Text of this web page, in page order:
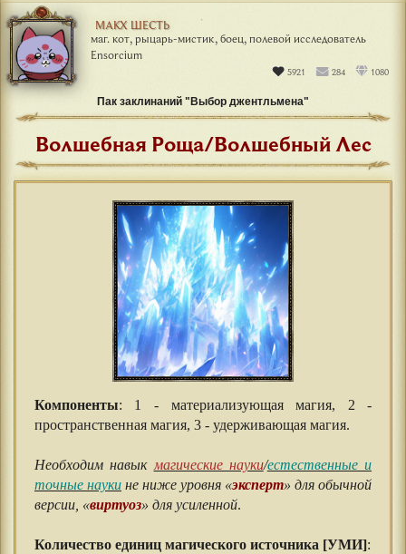
МАКХ ШЕСТЬ
маг. кот, рыцарь-мистик, боец, полевой исследователь
Ensorcium
5921 284 1080
Пак заклинаний "Выбор джентльмена"
Волшебная Роща/Волшебный Лес
Компоненты: 1 - материализующая магия, 2 -
пространственная магия, 3 - удерживающая магия.
Необходим навыкмагические науки/естественные и
точные науки не ниже уровня «эксперт» для обычной
версии, «виртуоз» для усиленной.
Количество единиц магического источника [УМИ]: